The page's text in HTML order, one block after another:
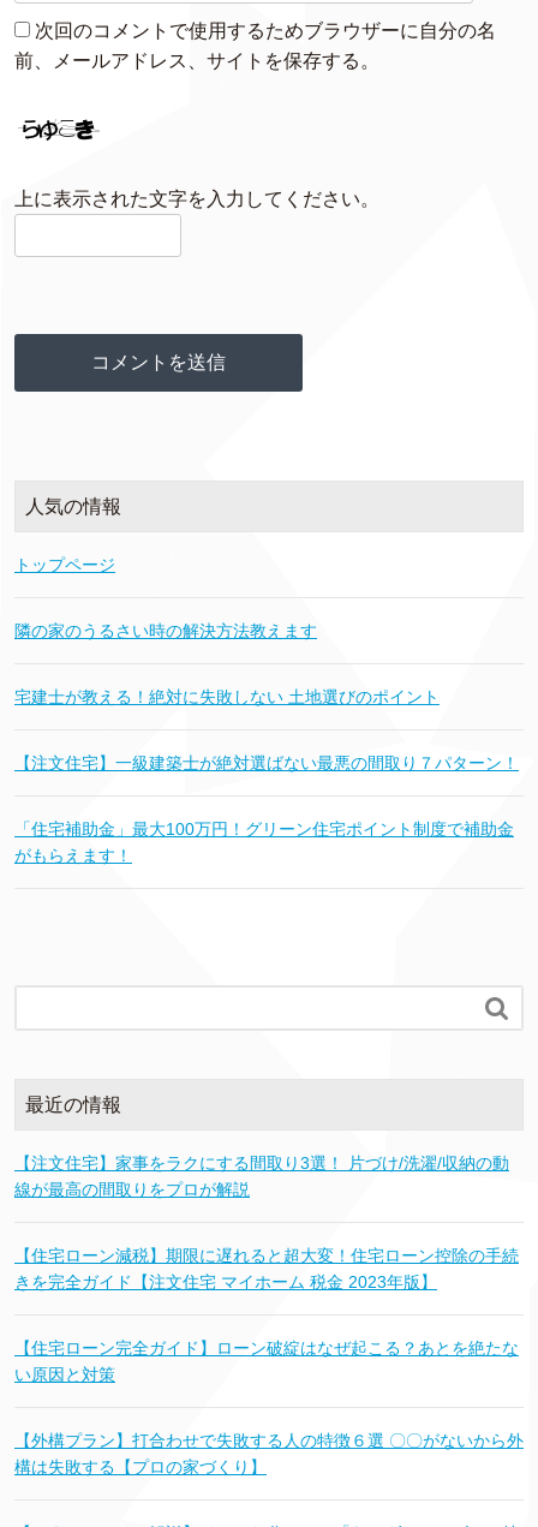
次回のコメントで使用するためブラウザーに自分の名
前、メールアドレス、サイトを保存する。
上に表示された文字を入力してください。
人気の情報
トップページ
隣の家のうるさい時の解決方法教えます
宅建士が教える！絶対に失敗しない 土地選びのポイント
【注文住宅】一級建築士が絶対選ばない最悪の間取り７パターン！
「住宅補助金」最大100万円！グリーン住宅ポイント制度で補助金
がもらえます！

最近の情報
【注文住宅】家事をラクにする間取り3選！ 片づけ/洗濯/収納の動
線が最高の間取りをプロが解説
【住宅ローン減税】期限に遅れると超大変！住宅ローン控除の手続
きを完全ガイド【注文住宅 マイホーム 税金 2023年版】
【住宅ローン完全ガイド】ローン破綻はなぜ起こる？あとを絶たな
い原因と対策
【外構プラン】打合わせで失敗する人の特徴６選 〇〇がないから外
構は失敗する【プロの家づくり】